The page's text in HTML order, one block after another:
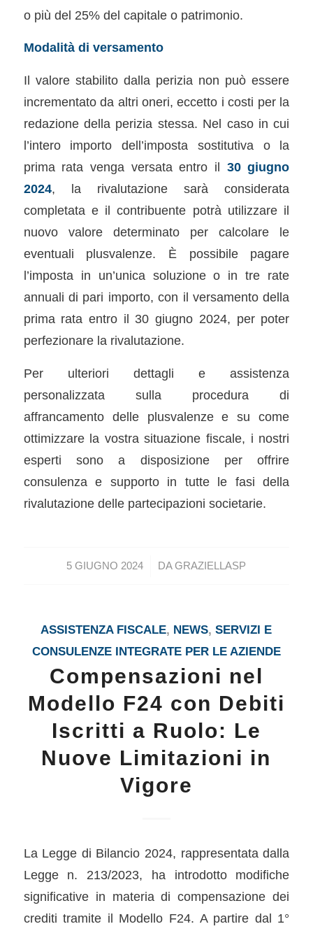
o più del 25% del capitale o patrimonio.
Modalità di versamento
Il valore stabilito dalla perizia non può essere
incrementato da altri oneri, eccetto i costi per la
redazione della perizia stessa. Nel caso in cui
l’intero importo dell’imposta sostitutiva o la
prima rata venga versata entro il 30 giugno
2024, la rivalutazione sarà considerata
completata e il contribuente potrà utilizzare il
nuovo valore determinato per calcolare le
eventuali plusvalenze. È possibile pagare
l’imposta in un’unica soluzione o in tre rate
annuali di pari importo, con il versamento della
prima rata entro il 30 giugno 2024, per poter
perfezionare la rivalutazione.
Per ulteriori dettagli e assistenza
personalizzata sulla procedura di
affrancamento delle plusvalenze e su come
ottimizzare la vostra situazione fiscale, i nostri
esperti sono a disposizione per offrire
consulenza e supporto in tutte le fasi della
rivalutazione delle partecipazioni societarie.
5 GIUGNO 2024
/ DAGRAZIELLASP
ASSISTENZA FISCALE, NEWS,SERVIZI E
CONSULENZE INTEGRATE PER LE AZIENDE
Compensazioni nel
Modello F24 con Debiti
Iscritti a Ruolo: Le
Nuove Limitazioni in
Vigore
La Legge di Bilancio 2024, rappresentata dalla
Legge n. 213/2023, ha introdotto modifiche
significative in materia di compensazione dei
crediti tramite il Modello F24. A partire dal 1°